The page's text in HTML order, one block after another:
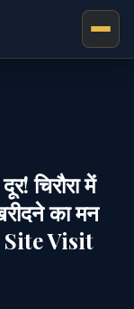
चिरौरा में
का मन
Site Visit